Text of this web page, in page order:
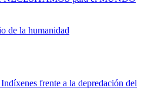
de la humanidad
frente a la depredación del